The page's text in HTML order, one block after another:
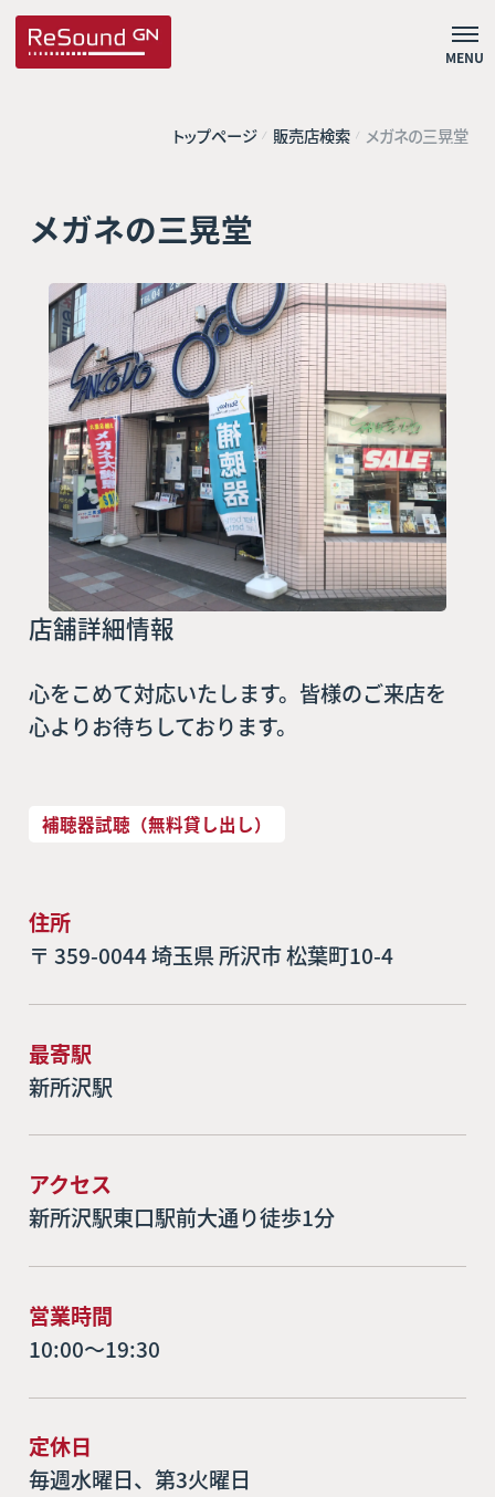
MENU
トップページ 販売店検索 メガネの三晃堂
メガネの三晃堂
店舗詳細情報
心をこめて対応いたします。皆様のご来店を
心よりお待ちしております。
補聴器試聴（無料貸し出し）
住所
〒 359-0044 埼玉県 所沢市 松葉町10-4
最寄駅
新所沢駅
アクセス
新所沢駅東口駅前大通り徒歩1分
営業時間
10:00～19:30
定休日
毎週水曜日、第3火曜日